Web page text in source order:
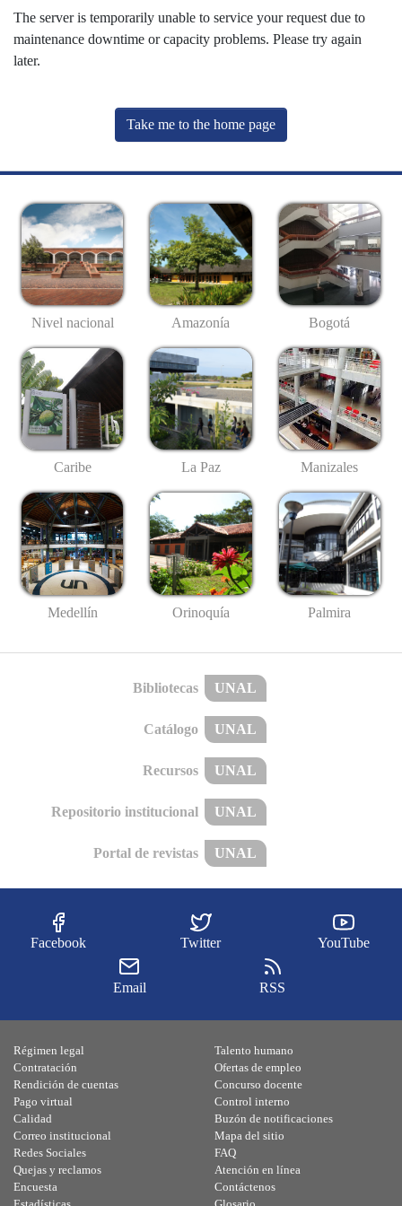
The server is temporarily unable to service your request due to
maintenance downtime or capacity problems. Please try again
later.
Take me to the home page
Nivel nacional Amazonía Bogotá
Caribe La Paz Manizales
Medellín Orinoquía Palmira
Bibliotecas UNAL
Catálogo UNAL
Recursos UNAL
Repositorio institucional UNAL
Portal de revistas UNAL
Facebook Twitter YouTube
Email RSS
Régimen legal
Contratación
Rendición de cuentas
Pago virtual
Calidad
Talento humano
Ofertas de empleo
Concurso docente
Control interno
Buzón de notificaciones
Correo institucional
Redes Sociales
Quejas y reclamos
Encuesta
Mapa del sitio
FAQ
Atención en línea
Contáctenos